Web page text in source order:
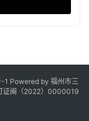
-1 Powered by 福州市三
证闽（2022）0000019